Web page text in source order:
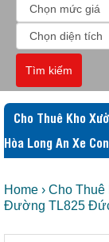
Tìm kiếm
Cho Thuê Kho
Hòa Long An Xe
Home › Cho Thuê
Đường TL825